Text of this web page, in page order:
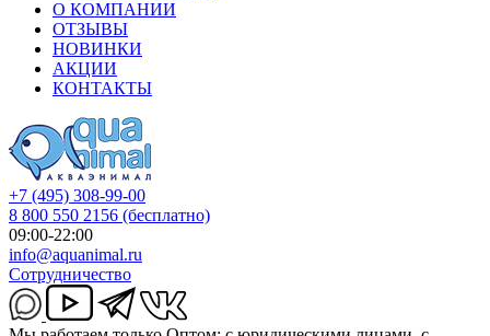
О КОМПАНИИ
ОТЗЫВЫ
НОВИНКИ
АКЦИИ
КОНТАКТЫ
+7 (495) 308-99-00
8 800 550 2156 (бесплатно)
09:00-22:00
info@aquanimal.ru
Сотрудничество